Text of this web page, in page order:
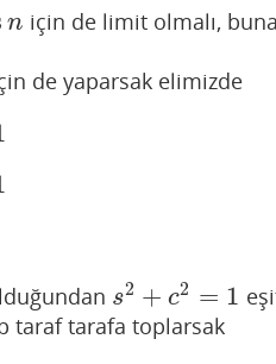
n
n için de limit olmalı,
de yaparsak elimizde
s2 + c2 = 1
s2 +c2=1
taraf tarafa toplarsak